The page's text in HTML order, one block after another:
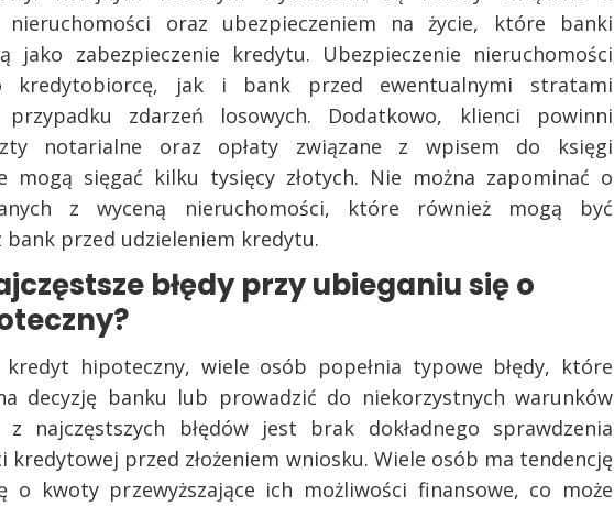
nieruchomości oraz ubezpieczeniem na życie, które banki
jako zabezpieczenie kredytu. Ubezpieczenie nieruchomości
kredytobiorcę, jak i bank przed ewentualnymi stratami
zdarzeń losowych. Dodatkowo, klienci powinni
notarialne oraz opłaty związane z wpisem do księgi
mogą sięgać kilku tysięcy złotych. Nie można zapominać o
z wyceną nieruchomości, które również mogą być
bank przed udzieleniem kredytu.
błędy przy ubieganiu się o
hipoteczny, wiele osób popełnia typowe błędy, które
decyzję banku lub prowadzić do niekorzystnych warunków
z najczęstszych błędów jest brak dokładnego sprawdzenia
kredytowej przed złożeniem wniosku. Wiele osób ma tendencję
o kwoty przewyższające ich możliwości finansowe, co może